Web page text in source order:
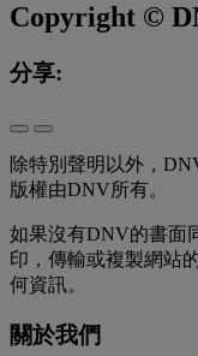
Copyright ©
分享:
除特別聲明以外，
版權由DNV所有。
如果沒有DNV的書面
印，傳輸或複製網站
何資訊。
關於我們